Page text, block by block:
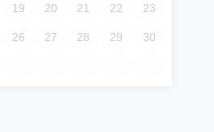
19 20 21 22 23
26 27 28 29 30